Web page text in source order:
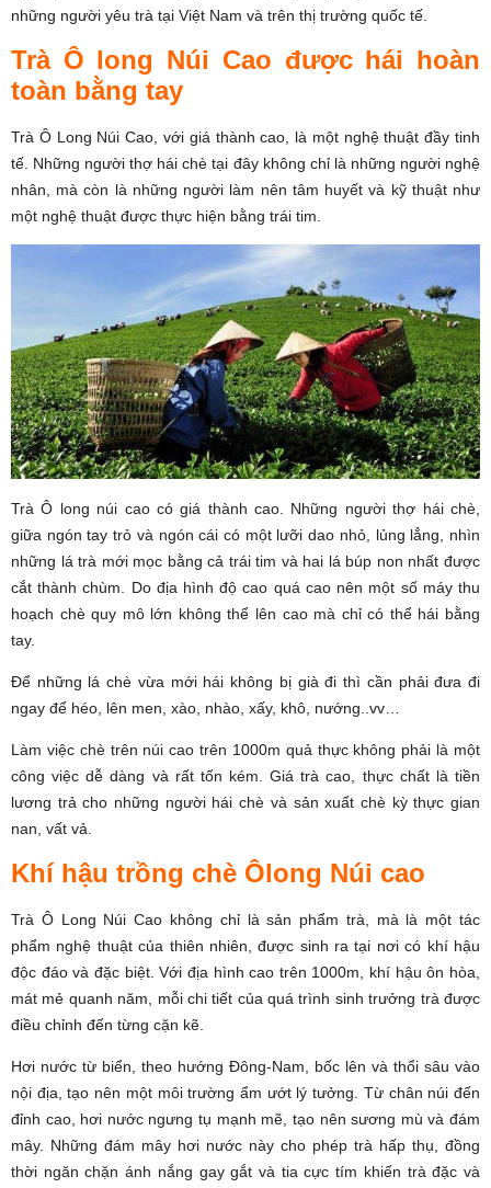
những người yêu trà tại Việt Nam và trên thị trường quốc tế.
Trà Ô long Núi Cao được hái hoàn
toàn bằng tay
Trà Ô Long Núi Cao, với giá thành cao, là một nghệ thuật đầy tinh
tế. Những người thợ hái chè tại đây không chỉ là những người nghệ
nhân, mà còn là những người làm nên tâm huyết và kỹ thuật như
một nghệ thuật được thực hiện bằng trái tim.
Trà Ô long núi cao có giá thành cao. Những người thợ hái chè,
giữa ngón tay trỏ và ngón cái có một lưỡi dao nhỏ, lủng lẳng, nhìn
những lá trà mới mọc bằng cả trái tim và hai lá búp non nhất được
cắt thành chùm. Do địa hình độ cao quá cao nên một số máy thu
hoạch chè quy mô lớn không thể lên cao mà chỉ có thể hái bằng
tay.
Để những lá chè vừa mới hái không bị già đi thì cần phải đưa đi
ngay để héo, lên men, xào, nhào, xấy, khô, nướng..vv…
Làm việc chè trên núi cao trên 1000m quả thực không phải là một
công việc dễ dàng và rất tốn kém. Giá trà cao, thực chất là tiền
lương trả cho những người hái chè và sản xuất chè kỳ thực gian
nan, vất vả.
Khí hậu trồng chè Ôlong Núi cao
Trà Ô Long Núi Cao không chỉ là sản phẩm trà, mà là một tác
phẩm nghệ thuật của thiên nhiên, được sinh ra tại nơi có khí hậu
độc đáo và đặc biệt. Với địa hình cao trên 1000m, khí hậu ôn hòa,
mát mẻ quanh năm, mỗi chi tiết của quá trình sinh trưởng trà được
điều chỉnh đến từng cặn kẽ.
Hơi nước từ biển, theo hướng Đông-Nam, bốc lên và thổi sâu vào
nội địa, tạo nên một môi trường ẩm ướt lý tưởng. Từ chân núi đến
đỉnh cao, hơi nước ngưng tụ mạnh mẽ, tạo nên sương mù và đám
mây. Những đám mây hơi nước này cho phép trà hấp thụ, đồng
thời ngăn chặn ánh nắng gay gắt và tia cực tím khiến trà đặc và